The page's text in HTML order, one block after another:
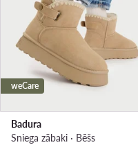
weCare
Badura
Sniega zābaki · Bēšs